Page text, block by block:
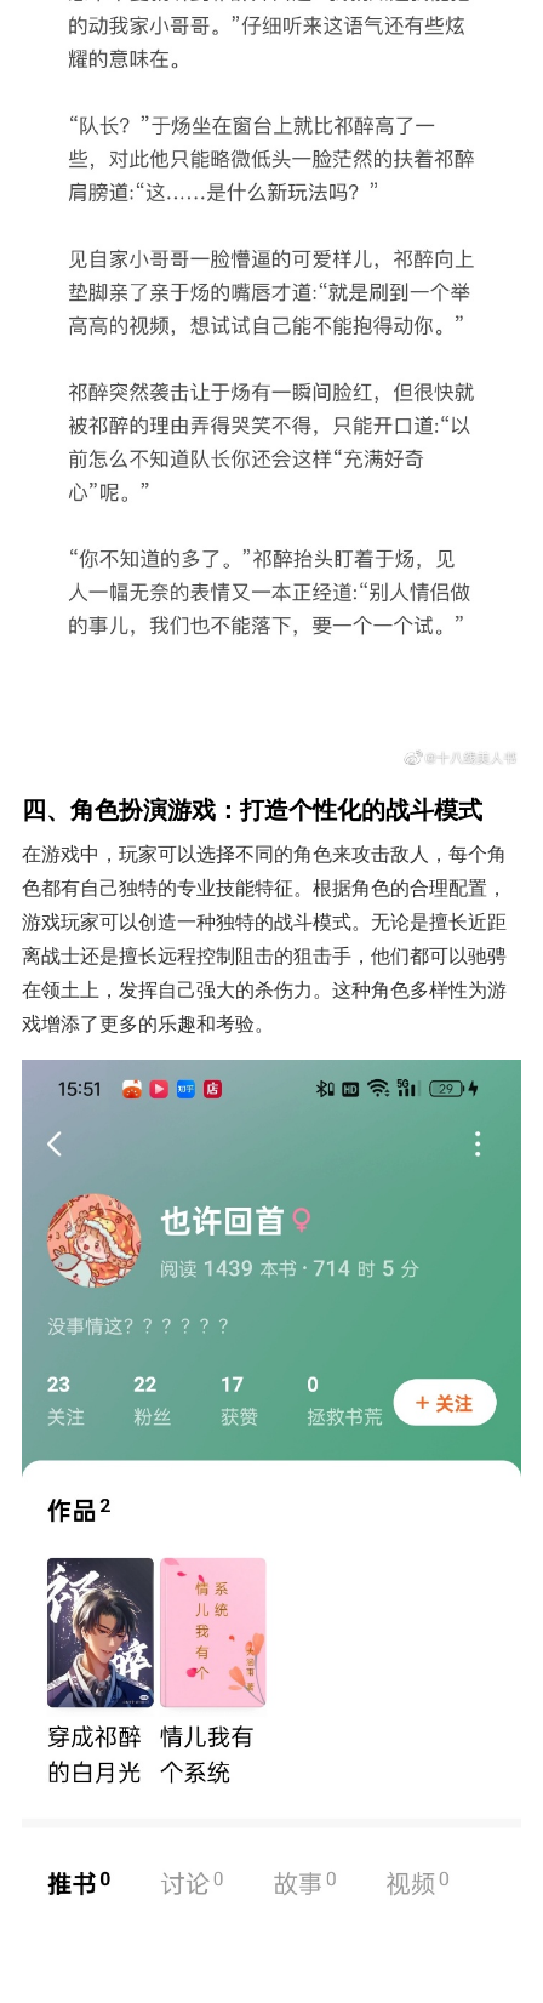
四、角色扮演游戏：打造个性化的战斗模式
在游戏中，玩家可以选择不同的角色来攻击敌人，每个角
色都有自己独特的专业技能特征。根据角色的合理配置，
游戏玩家可以创造一种独特的战斗模式。无论是擅长近距
离战士还是擅长远程控制阻击的狙击手，他们都可以驰骋
在领土上，发挥自己强大的杀伤力。这种角色多样性为游
戏增添了更多的乐趣和考验。